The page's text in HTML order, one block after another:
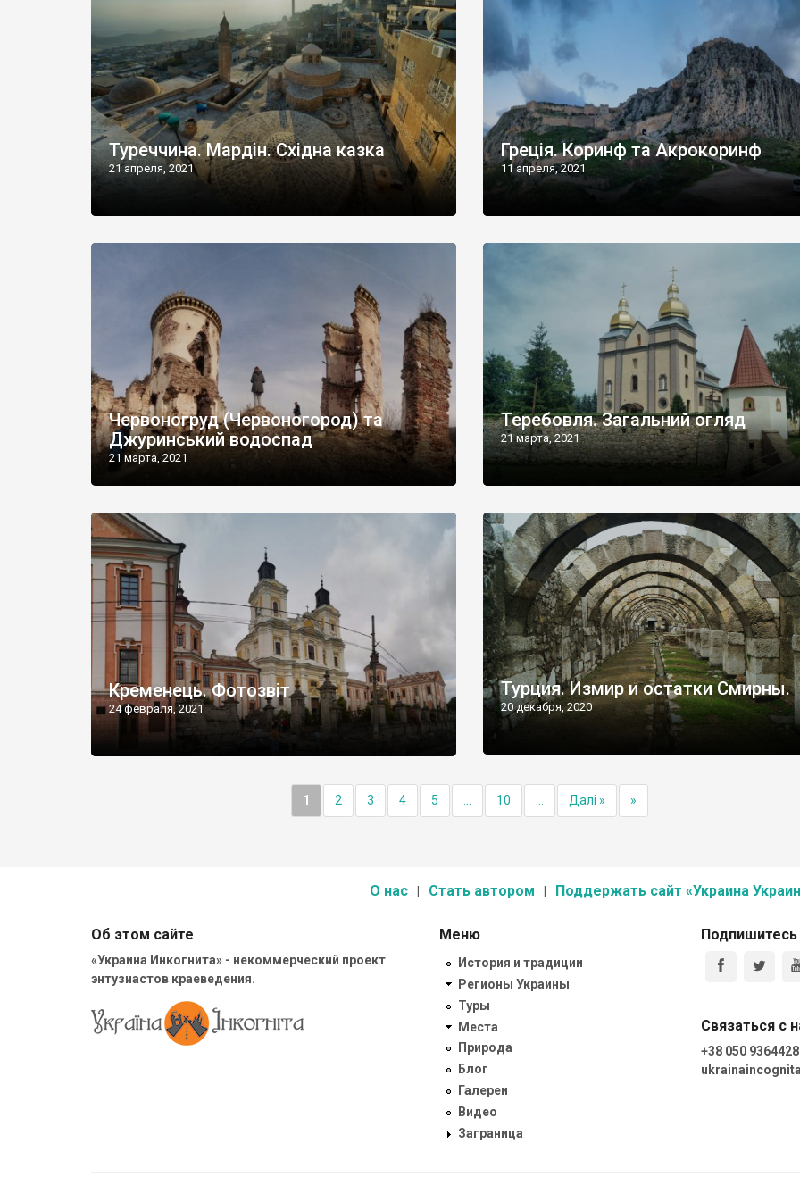
Туреччина. Мардін. Східна казка
21 апреля, 2021
Греція. Коринф та Акрокоринф
11 апреля, 2021
Червоногруд (Червоногород) та
Джуринський водоспад
21 марта, 2021
Теребовля. Загальний огляд
21 марта, 2021
Кременець. Фотозвіт
24 февраля, 2021
Турция. Измир и остатки Смирны.
20 декабря, 2020
1 2 3 4 5 10 Далі » »
О нас Стать автором Поддержать сайт «Украина
Об этом сайте
«Украина Инкогнита» - некоммерческий проект
энтузиастов краеведения.
Меню
История и традиции
Регионы Украины
Туры
Места
Природа
Блог
Галереи
Видео
Заграница
Подпишитесь
Связаться с
+38 050 9364428